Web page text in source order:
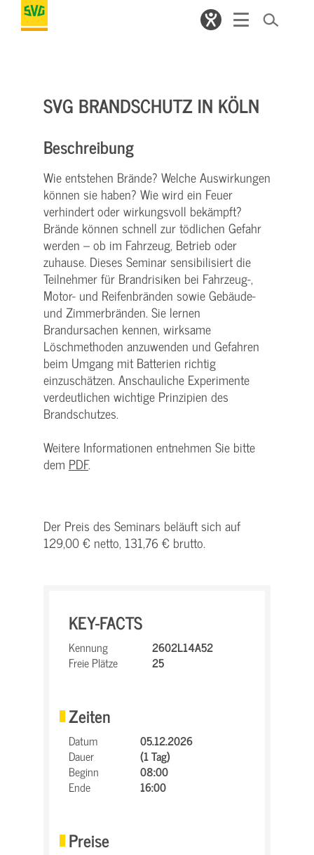
SVG BRANDSCHUTZ IN KÖLN
Beschreibung
Wie entstehen Brände? Welche Auswirkungen
können sie haben? Wie wird ein Feuer
verhindert oder wirkungsvoll bekämpft?
Brände können schnell zur tödlichen Gefahr
werden – ob im Fahrzeug, Betrieb oder
zuhause. Dieses Seminar sensibilisiert die
Teilnehmer für Brandrisiken bei Fahrzeug-,
Motor- und Reifenbränden sowie Gebäude-
und Zimmerbränden. Sie lernen
Brandursachen kennen, wirksame
Löschmethoden anzuwenden und Gefahren
beim Umgang mit Batterien richtig
einzuschätzen. Anschauliche Experimente
verdeutlichen wichtige Prinzipien des
Brandschutzes.
Weitere Informationen entnehmen Sie bitte
dem PDF.
Der Preis des Seminars beläuft sich auf
129,00 € netto, 131,76 € brutto.
KEY-FACTS
Kennung
2602L14A52
Freie Plätze
25
Zeiten
Datum
05.12.2026
Dauer
(1 Tag)
Beginn
08:00
Ende
16:00
Preise